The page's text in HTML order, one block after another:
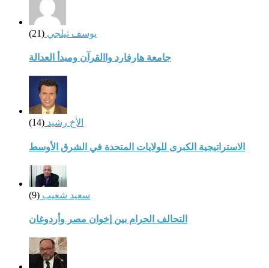
يوسف تيلجي (21)
جامعة هارفارد واالقرآن ومبدأ العدالة
الأخ رشيد (14)
الاستراتيجية الكبرى للولايات المتحدة في الشرق الأوسط
سعيد شعيب (9)
التحالف الحرام بين إخوان مصر وأردوغان